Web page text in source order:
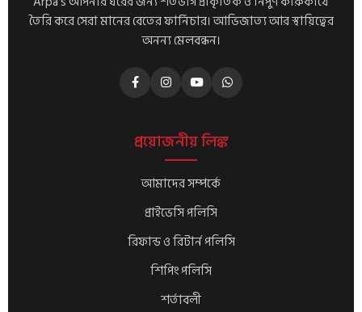
তৈরি করে সেরা মানের বেতের ফার্নিচার। আভিজাত্য আর স্থায়িত্বের
অনন্য মেলবন্ধন।
প্রয়োজনীয় লিঙ্ক
আমাদের সম্পর্কে
প্রাইভেসি পলিসি
রিফান্ড ও রিটার্ন পলিসি
শিপিং পলিসি
শর্তাবলী